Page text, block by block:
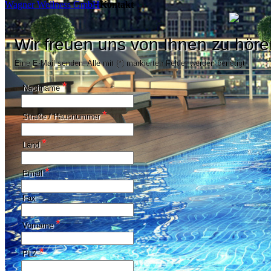
Wagner Wellness GmbHKontakt
Wir freuen uns von Ihnen zu
Eine E-Mail senden. Alle mit (*) markierten Felder werden benötigt.
Nachname*
Straße / Hausnummer*
Land*
Email*
Fax
Vorname*
PLZ*